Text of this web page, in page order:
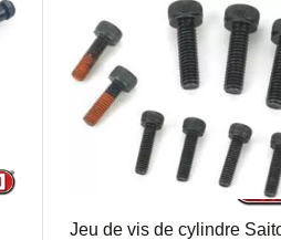
SAI120S14A
Jeu de vis de cylindre